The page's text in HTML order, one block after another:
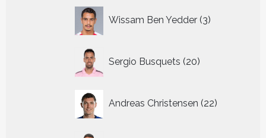
Wissam Ben Yedder 3
producten
Sergio Busquets 20
producten
Andreas Christensen 22
producten